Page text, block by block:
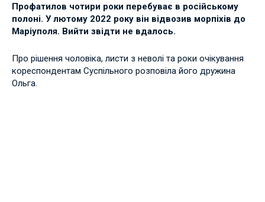
Профатилов чотири роки перебуває в російському
полоні. У лютому 2022 року він відвозив морпіхів до
Маріуполя. Вийти звідти не вдалось.
Про рішення чоловіка, листи з неволі та роки очікування
кореспондентам Суспільного розповіла його дружина
Ольга.